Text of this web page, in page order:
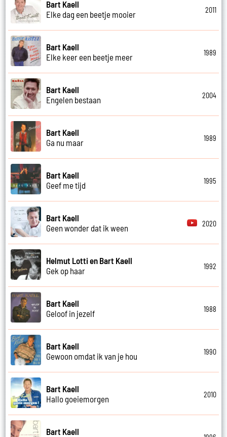
Bart Kaell
Elke dag een beetje mooier
2011
Bart Kaell
Elke keer een beetje meer
1989
Bart Kaell
Engelen bestaan
2004
Bart Kaell
Ga nu maar
1989
Bart Kaell
Geef me tijd
1995
Bart Kaell
Geen wonder dat ik ween
2020
Helmut Lotti en Bart Kaell
Gek op haar
1992
Bart Kaell
Geloof in jezelf
1988
Bart Kaell
Gewoon omdat ik van je hou
1990
Bart Kaell
Hallo goeiemorgen
2010
Bart Kaell